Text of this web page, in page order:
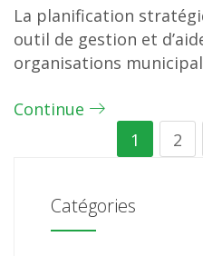
La planification
outil de gestion et
organisations
Continue
1
2
Catégories